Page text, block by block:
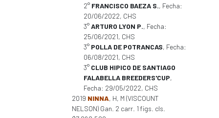
2° FRANCISCO BAEZA S., Fecha:
20/06/2022, CHS
3°ARTURO LYON P., Fecha:
25/06/2021, CHS
3° POLLA DE POTRANCAS, Fecha:
06/08/2021, CHS
3° CLUB HIPICO DE SANTIAGO
FALABELLA BREEDERS'CUP,
Fecha: 29/05/2022, CHS
2019 NINNA, H, M (VISCOUNT
NELSON) Gan. 2 carr. 1 figs. cls.